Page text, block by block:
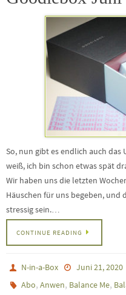
So, nun gibt es endlich auch das
weiß, ich bin schon etwas spät
Wir haben uns die letzten
Häuschen für uns begeben, und
stressig sein.…
CONTINUE READING
N-in-a-Box Juni 21, 2020
Abo,Anwen, Balance Me,